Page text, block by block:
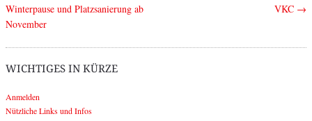
Winterpause und Platzsanierung ab
November
VKC →
WICHTIGES IN KÜRZE
Anmelden
Nützliche Links und Infos